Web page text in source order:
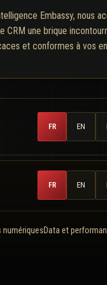
Embassy, nous
CRM une brique
et conformes à vos
FR EN
FR EN
numériquesData et